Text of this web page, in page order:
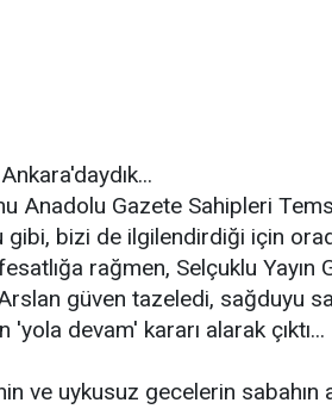
Anadolu Gazete Sahipleri
gibi, bizi de ilgilendirdiği için
rağmen, Selçuklu Yayın
güven tazeledi, sağduyu
'yola devam' kararı alarak çıktı...
ve uykusuz gecelerin sabahın